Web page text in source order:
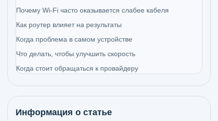
Почему Wi-Fi часто оказывается слабее кабеля
Как роутер влияет на результаты
Когда проблема в самом устройстве
Что делать, чтобы улучшить скорость
Когда стоит обращаться к провайдеру
Информация о статье